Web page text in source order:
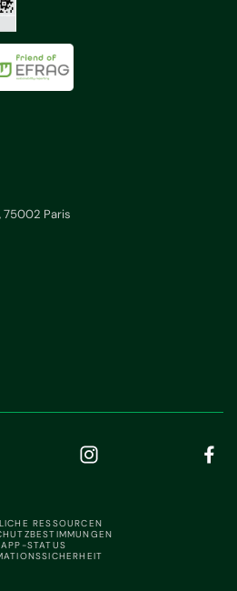
75002 Paris
RESSOURCEN
APP-STATUS